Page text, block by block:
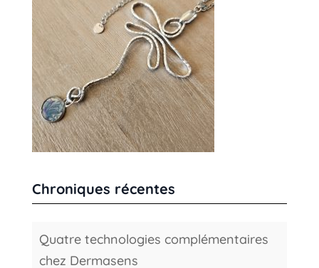
Chroniques récentes
Quatre technologies complémentaires
chez Dermasens